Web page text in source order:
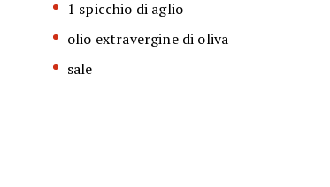
1 spicchio di aglio
olio extravergine di oliva
sale